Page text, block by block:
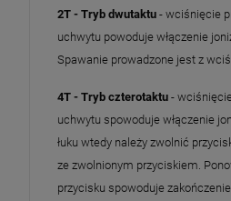
2T - Tryb dwutaktu - wciśnięcie
uchwytu powoduje włączenie
Spawanie prowadzone jest z
4T - Tryb czterotaktu -
uchwytu spowoduje włączenie
łuku wtedy należy zwolnić
ze zwolnionym przyciskiem.
przycisku spowoduje